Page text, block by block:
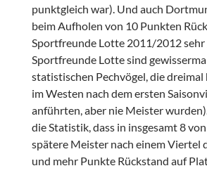
punktgleich war). Und auch
beim Aufholen von 10 Punkten
Sportfreunde Lotte 2011/2012 sehr
Sportfreunde Lotte sind
statistischen Pechvögel, die
im Westen nach dem ersten
anführten, aber nie Meister
die Statistik, dass in insgesamt 8
spätere Meister nach einem Viertel
und mehr Punkte Rückstand auf